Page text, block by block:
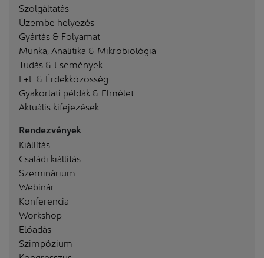
Szolgáltatás
Üzembe helyezés
Gyártás & Folyamat
Munka, Analitika & Mikrobiológia
Tudás & Események
F+E & Érdekközösség
Gyakorlati példák & Elmélet
Aktuális kifejezések
Rendezvények
Kiállítás
Családi kiállítás
Szeminárium
Webinár
Konferencia
Workshop
Előadás
Szimpózium